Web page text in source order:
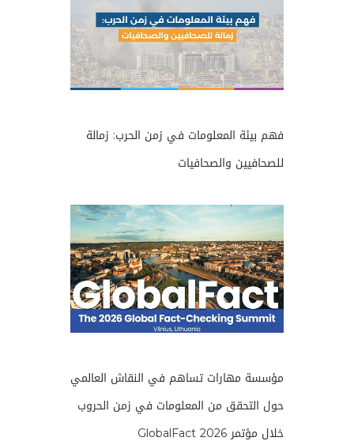
فهم بيئة المعلومات في زمن الحرب: زمالة
للصحافيين والصحافيات
مؤسسة مهارات تساهم في النقاش العالمي
حول التحقق من المعلومات في زمن الحروب
خلال مؤتمر GlobalFact 2026